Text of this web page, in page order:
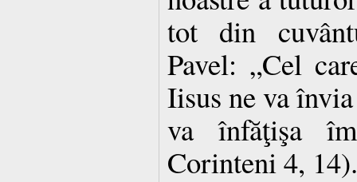
tot din
Pavel: „Cel
Iisus ne va
va înfăţişa
Corinteni 4, 14).